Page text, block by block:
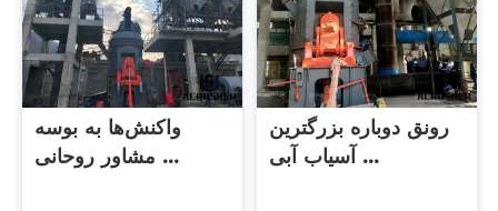
واکنش‌ها به بوسه
مشاور روحانی ...
رونق دوباره بزرگترین
آسیاب آبی ...